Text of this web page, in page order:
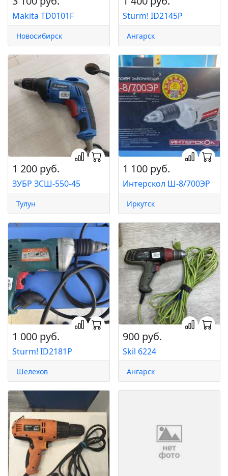
Makita TD0101F
Новосибирск
Sturm! ID2145P
Ангарск
1 200 руб.
ЗУБР ЗСШ-550-45
Тулун
1 100 руб.
Интерскол Ш-8/700ЭР
Иркутск
1 000 руб.
Sturm! ID2181P
Шелехов
900 руб.
Skil 6224
Ангарск